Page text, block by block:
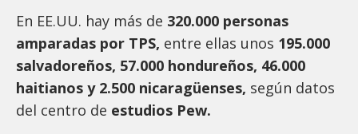
En EE.UU. hay más de 320.000 personas
amparadas por TPS, entre ellas unos 195.000
salvadoreños, 57.000 hondureños, 46.000
haitianos y 2.500 nicaragüenses, según datos
del centro de estudios Pew.